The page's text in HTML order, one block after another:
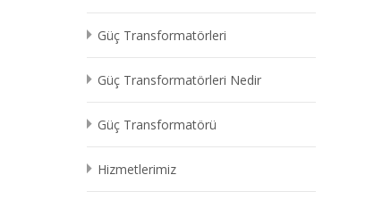
Güç Transformatörleri
Güç Transformatörleri Nedir
Güç Transformatörü
Hizmetlerimiz